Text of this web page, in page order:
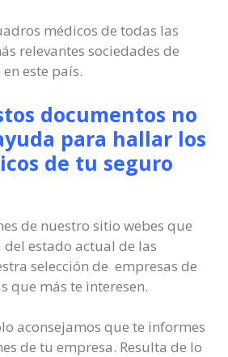
médicos de todas las
relevantes sociedades de
este país.
documentos no
para hallar los
de tu seguro
de nuestro sitio webes que
estado actual de las
selección de empresas de
que más te interesen.
aconsejamos que te informes
de tu empresa. Resulta de lo